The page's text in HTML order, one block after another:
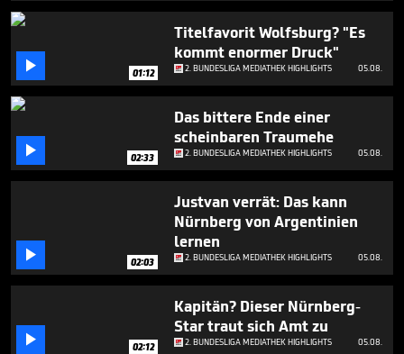
2
minutes,
seconds
 01:12
Titelfavorit Wolfsburg? "Es
kommt enormer Druck"
2. BUNDESLIGA MEDIATHEK HIGHLIGHTS 05.08.
 02:33
Das bittere Ende einer
scheinbaren Traumehe
2. BUNDESLIGA MEDIATHEK HIGHLIGHTS 05.08.
 02:03
Justvan verrät: Das kann
Nürnberg von Argentinien
lernen
2. BUNDESLIGA MEDIATHEK HIGHLIGHTS 05.08.
 02:12
Kapitän? Dieser Nürnberg-
Star traut sich Amt zu
2. BUNDESLIGA MEDIATHEK HIGHLIGHTS 05.08.